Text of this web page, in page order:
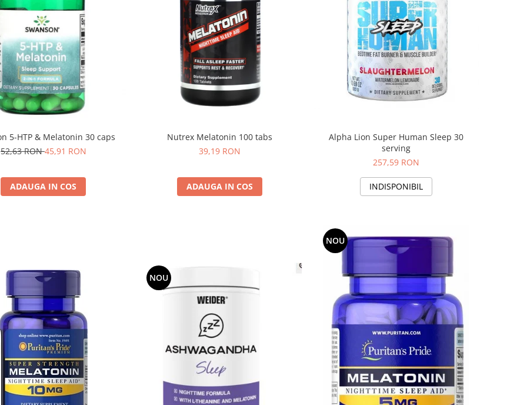
5-HTP & Melatonin 30 caps
52,63 RON45,91 RON
ADAUGA IN COS
Nutrex Melatonin 100 tabs
39,19 RON
ADAUGA IN COS
Alpha Lion Super Human Sleep 30
serving
257,59 RON
INDISPONIBIL
NOU
NOU